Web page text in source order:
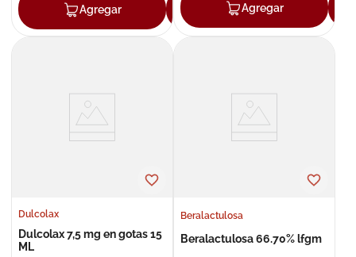
Agregar Agregar
Agregar
Dulcolax
Dulcolax 7,5 mg en gotas 15
ML
Beralactulosa
Beralactulosa 66.70% lfgm